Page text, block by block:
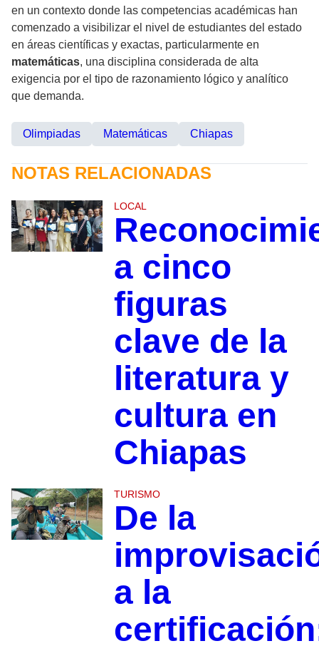
en un contexto donde las competencias académicas han
comenzado a visibilizar el nivel de estudiantes del estado
en áreas científicas y exactas, particularmente en
matemáticas, una disciplina considerada de alta
exigencia por el tipo de razonamiento lógico y analítico
que demanda.
Olimpiadas Matemáticas Chiapas
NOTAS RELACIONADAS
LOCAL
a cinco
figuras
clave de la
literatura y
cultura en
Chiapas
TURISMO
De la
a la